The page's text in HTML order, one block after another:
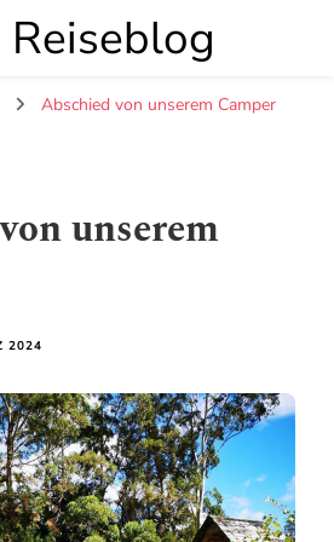
Abschied von unserem Camper
unserem
2024